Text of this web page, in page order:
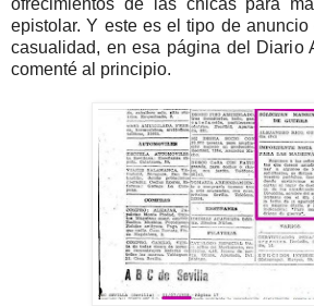
epistolar. Y este es el tipo de
casualidad, en esa página del Diario
comenté al principio.